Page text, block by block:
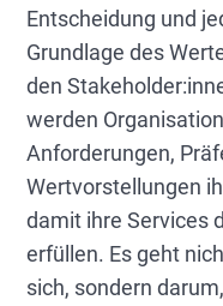
Entscheidung und
Grundlage des
den
werden
Anforderungen,
Wertvorstellungen
damit ihre Services
erfüllen. Es geht
sich, sondern